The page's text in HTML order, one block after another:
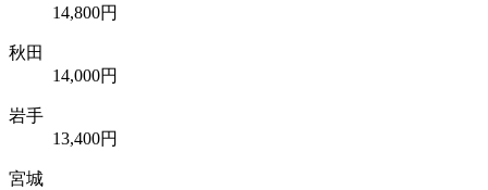
14,800円
秋田
14,000円
岩手
13,400円
宮城